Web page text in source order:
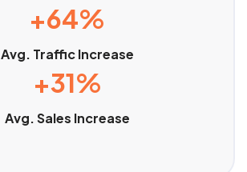
+64%
Avg. Traffic Increase
+31%
Avg. Sales Increase